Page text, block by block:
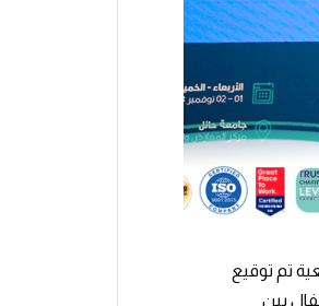
تم توقيع
بين